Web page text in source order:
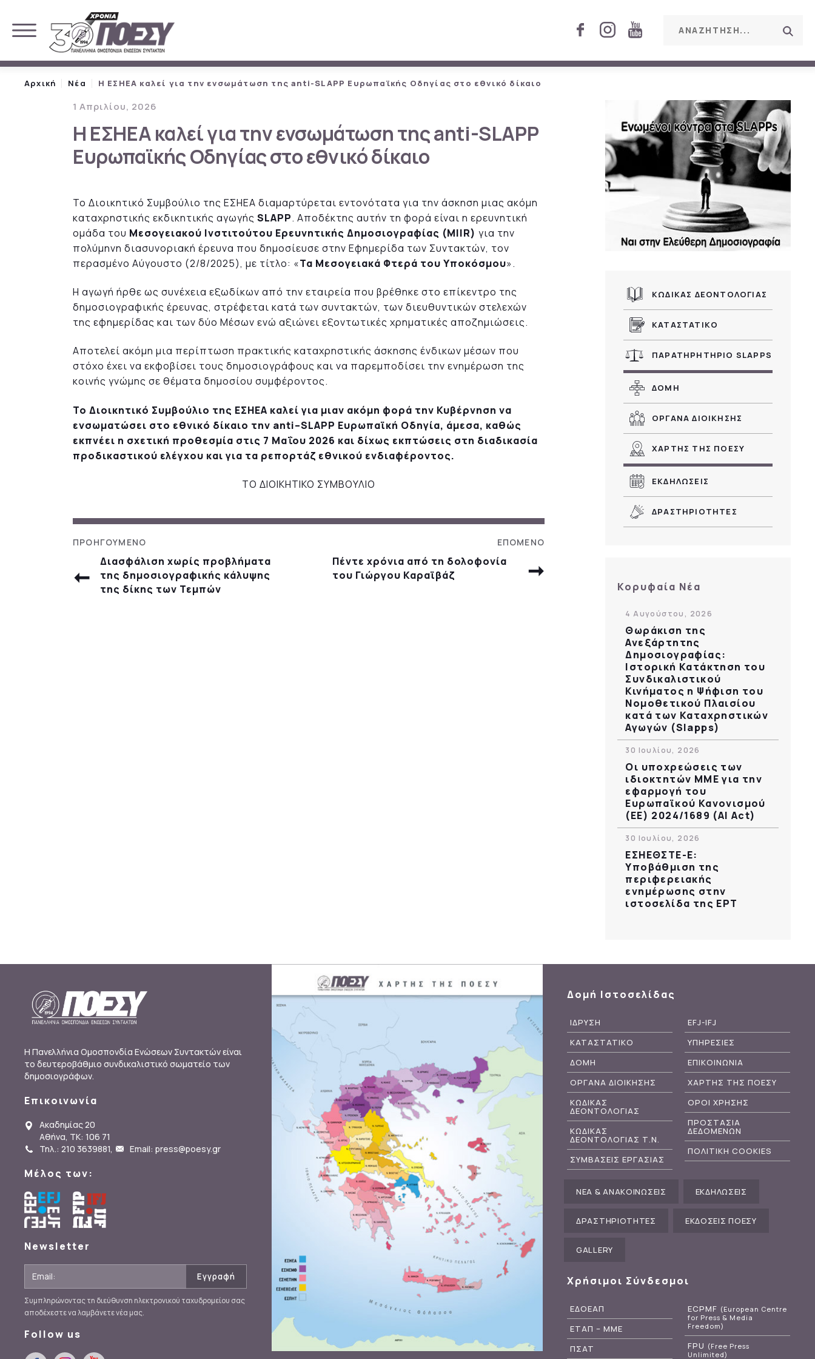
Αρχική Νέα Η ΕΣΗΕΑ καλεί για την ενσωμάτωση της anti-SLAPP Ευρωπαϊκής Οδηγίας στο εθνικό δίκαιο
1 Απριλίου, 2026
Η ΕΣΗΕΑ καλεί για την ενσωμάτωση της anti-SLAPP
Ευρωπαϊκής Οδηγίας στο εθνικό δίκαιο
Το Διοικητικό Συμβούλιο της ΕΣΗΕΑ διαμαρτύρεται εντονότατα για την άσκηση μιας ακόμη
καταχρηστικής εκδικητικής αγωγής SLAPP. Αποδέκτης αυτήν τη φορά είναι η ερευνητική
ομάδα του Μεσογειακού Ινστιτούτου Ερευνητικής Δημοσιογραφίας (MIIR) για την
πολύμηνη διασυνοριακή έρευνα που δημοσίευσε στην Εφημερίδα των Συντακτών, τον
περασμένο Αύγουστο (2/8/2025), με τίτλο: «Τα Μεσογειακά Φτερά του Υποκόσμου».
Η αγωγή ήρθε ως συνέχεια εξωδίκων από την εταιρεία που βρέθηκε στο επίκεντρο της
δημοσιογραφικής έρευνας, στρέφεται κατά των συντακτών, των διευθυντικών στελεχών
της εφημερίδας και των δύο Μέσων ενώ αξιώνει εξοντωτικές χρηματικές αποζημιώσεις.
Αποτελεί ακόμη μια περίπτωση πρακτικής καταχρηστικής άσκησης ένδικων μέσων που
στόχο έχει να εκφοβίσει τους δημοσιογράφους και να παρεμποδίσει την ενημέρωση της
κοινής γνώμης σε θέματα δημοσίου συμφέροντος.
Το Διοικητικό Συμβούλιο της ΕΣΗΕΑ καλεί για μιαν ακόμη φορά την Κυβέρνηση να
ενσωματώσει στο εθνικό δίκαιο την anti–SLAPP Ευρωπαϊκή Οδηγία, άμεσα, καθώς
εκπνέει η σχετική προθεσμία στις 7 Μαΐου 2026 και δίχως εκπτώσεις στη διαδικασία
προδικαστικού ελέγχου και για τα ρεπορτάζ εθνικού ενδιαφέροντος.
ΤΟ ΔΙΟΙΚΗΤΙΚΟ ΣΥΜΒΟΥΛΙΟ
Διασφάλιση χωρίς προβλήματα
της δημοσιογραφικής κάλυψης
της δίκης των Τεμπών
Πέντε χρόνια από τη δολοφονία
του Γιώργου Καραϊβάζ
ΚΩΔΙΚΑΣ ΔΕΟΝΤΟΛΟΓΙΑΣ
ΚΑΤΑΣΤΑΤΙΚΟ
ΠΑΡΑΤΗΡΗΤΗΡΙΟ SLAPPS
ΔΟΜΗ
ΟΡΓΑΝΑ ΔΙΟΙΚΗΣΗΣ
ΧΑΡΤΗΣ ΤΗΣ ΠΟΕΣΥ
ΕΚΔΗΛΩΣΕΙΣ
ΔΡΑΣΤΗΡΙΟΤΗΤΕΣ
Κορυφαία Νέα
4 Αυγούστου, 2026
Θωράκιση της
Ανεξάρτητης
Δημοσιογραφίας:
Ιστορική Κατάκτηση του
Συνδικαλιστικού
Κινήματος η Ψήφιση του
Νομοθετικού Πλαισίου
κατά των Καταχρηστικών
Αγωγών (Slapps)
30 Ιουλίου, 2026
Οι υποχρεώσεις των
ιδιοκτητών ΜΜΕ για την
εφαρμογή του
Ευρωπαϊκού Κανονισμού
(ΕΕ) 2024/1689 (AI Act)
30 Ιουλίου, 2026
ΕΣΗΕΘΣΤΕ-Ε:
Υποβάθμιση της
περιφερειακής
ενημέρωσης στην
ιστοσελίδα της ΕΡΤ
Η Πανελλήνια Ομοσπονδία Ενώσεων Συντακτών είναι
το δευτεροβάθμιο συνδικαλιστικό σωματείο των
δημοσιογράφων.
Επικοινωνία
Ακαδημίας 20
Αθήνα, ΤΚ: 106 71
Τηλ.: 210 3639881, Email: press@poesy.gr
Μέλος των:
Newsletter
Συμπληρώνοντας τη διεύθυνση ηλεκτρονικού ταχυδρομείου σας
αποδέχεστε να λαμβάνετε νέα μας.
Follow us
Δομή Ιστοσελίδας
ΙΔΡΥΣΗ
ΚΑΤΑΣΤΑΤΙΚΟ
ΔΟΜΗ
ΟΡΓΑΝΑ ΔΙΟΙΚΗΣΗΣ
ΚΩΔΙΚΑΣ
ΔΕΟΝΤΟΛΟΓΙΑΣ
ΚΩΔΙΚΑΣ
ΔΕΟΝΤΟΛΟΓΙΑΣ Τ.Ν.
ΣΥΜΒΑΣΕΙΣ ΕΡΓΑΣΙΑΣ
EFJ-IFJ
ΥΠΗΡΕΣΙΕΣ
ΕΠΙΚΟΙΝΩΝΙΑ
ΧΑΡΤΗΣ ΤΗΣ ΠΟΕΣΥ
ΟΡΟΙ ΧΡΗΣΗΣ
ΠΡΟΣΤΑΣΙΑ
ΔΕΔΟΜΕΝΩΝ
ΠΟΛΙΤΙΚΗ COOKIES
ΝΕΑ & ΑΝΑΚΟΙΝΩΣΕΙΣ ΕΚΔΗΛΩΣΕΙΣ
ΔΡΑΣΤΗΡΙΟΤΗΤΕΣ ΕΚΔΟΣΕΙΣ ΠΟΕΣΥ
GALLERY
Χρήσιμοι Σύνδεσμοι
ΕΔΟΕΑΠ
ΕΤΑΠ – ΜΜΕ
ΠΣΑΤ
ECPMF (European Centre
for Press & Media
Freedom)
FPU (Free Press
Unlimited)